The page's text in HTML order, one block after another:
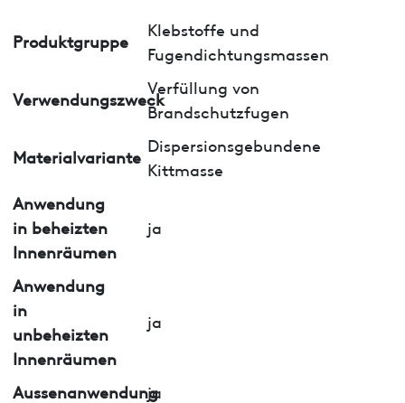
Produktgruppe
Klebstoffe und
Fugendichtungsmassen
Verwendungszweck
Verfüllung von
Brandschutzfugen
Materialvariante
Dispersionsgebundene
Kittmasse
Anwendung
in beheizten
Innenräumen
ja
Anwendung
in
unbeheizten
Innenräumen
ja
Aussenanwendung
ja